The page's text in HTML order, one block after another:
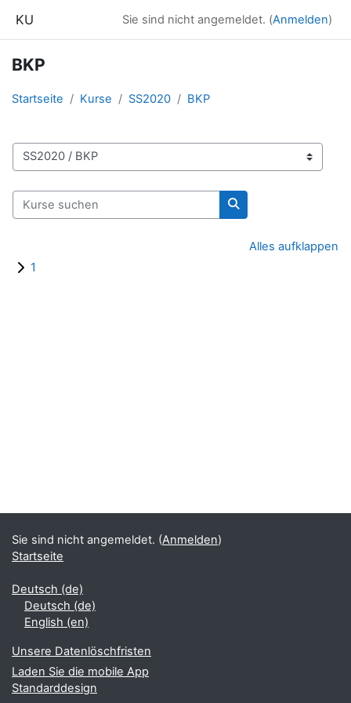
KU Sie sind nicht angemeldet. (Anmelden)
BKP
Startseite Kurse SS2020 BKP
Kursbereiche
Kurse suchen
Kurse suchen
Alles aufklappen
1
Sie sind nicht angemeldet. (Anmelden)
Startseite
Deutsch ‎(de)‎
Deutsch ‎(de)‎
English ‎(en)‎
Unsere Datenlöschfristen
Laden Sie die mobile App
Standarddesign